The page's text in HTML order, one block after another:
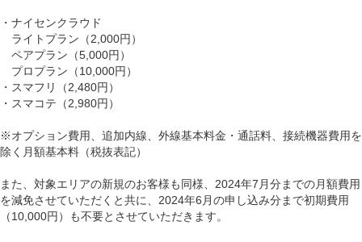
・ナイセンクラウド
ライトプラン（2,000円）
ペアプラン（5,000円）
プロプラン（10,000円）
・スマフリ（2,480円）
・スマコテ（2,980円）
※オプション費用、追加内線、外線基本料金・通話料、接続機器費用を
除く月額基本料（税抜表記）
また、対象エリアの新規のお客様も同様、2024年7月分までの月額費用
を減免させていただくと共に、2024年6月の申し込み分まで初期費用
（10,000円）も不要とさせていただきます。